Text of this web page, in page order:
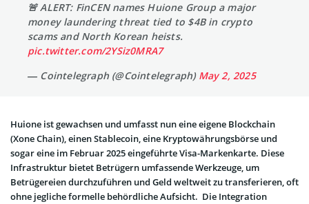
🚨 ALERT: FinCEN names Huione Group a major
money laundering threat tied to $4B in crypto
scams and North Korean heists.
pic.twitter.com/2YSiz0MRA7
— Cointelegraph (@Cointelegraph) May 2, 2025
Huione ist gewachsen und umfasst nun eine eigene Blockchain
(Xone Chain), einen Stablecoin, eine Kryptowährungsbörse und
sogar eine im Februar 2025 eingeführte Visa-Markenkarte. Diese
Infrastruktur bietet Betrügern umfassende Werkzeuge, um
Betrügereien durchzuführen und Geld weltweit zu transferieren, oft
ohne jegliche formelle behördliche Aufsicht. Die Integration